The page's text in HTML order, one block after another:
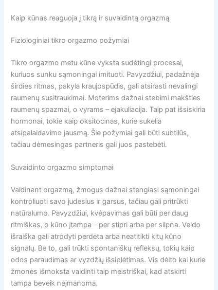
Kaip kūnas reaguoja į tikrą ir suvaidintą orgazmą
Fiziologiniai tikro orgazmo požymiai
Tikro orgazmo metu kūne vyksta sudėtingi procesai,
kuriuos sunku sąmoningai imituoti. Pavyzdžiui, padažnėja
širdies ritmas, pakyla kraujospūdis, gali atsirasti nevalingi
raumenų susitraukimai. Moterims dažnai stebimi makšties
raumenų spazmai, o vyrams – ejakuliacija. Taip pat išsiskiria
hormonai, tokie kaip oksitocinas, kurie sukelia
atsipalaidavimo jausmą. Šie požymiai gali būti subtilūs,
tačiau dėmesingas partneris gali juos pastebėti.
Suvaidinto orgazmo simptomai
Vaidinant orgazmą, žmogus dažnai stengiasi sąmoningai
kontroliuoti savo judesius ir garsus, tačiau gali pritrūkti
natūralumo. Pavyzdžiui, kvėpavimas gali būti per daug
ritmiškas, o kūno įtampa – per stipri arba per silpna. Veido
išraiška gali atrodyti perdėta arba neatitikti kitų kūno
signalų. Be to, gali trūkti spontaniškų refleksų, tokių kaip
odos paraudimas ar vyzdžių išsiplėtimas. Vis dėlto kai kurie
žmonės išmoksta vaidinti taip meistriškai, kad atskirti
tampa beveik neįmanoma.